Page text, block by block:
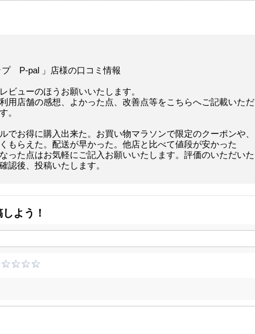
プ P-pal 」店様の口コミ情報
ビューのほうお願いいたします。
用店舗の感想、よかった点、改善点等をこちらへご記載いただ
。
でお得に購入出来た。お買い物マラソンで限定のクーポンや、
もらえた。配送が早かった。他店と比べて値段が安かった
った点はお気軽にご記入お願いいたします。評価のいただいた
認後、投稿いたします。
よう！